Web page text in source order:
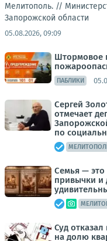
Мелитополь. //
Запорожской области
05.08.2026, 09:09
Штормовое
ПАБЛИКИ
Сергей
отмечает
по
Семья — это
привычки и
Суд
на долю